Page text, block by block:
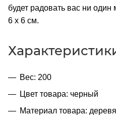
будет радовать вас ни
6 х 6 см.
Вес: 200
Цвет товара: черный
Материал товара: